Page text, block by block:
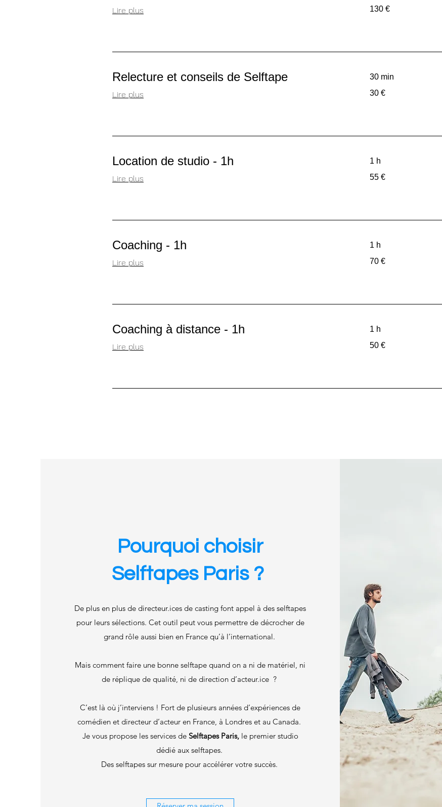
Lire plus
euros
130 €
Relecture et conseils de Selftape
Lire plus
30 min
euros
30 €
Location de studio - 1h
Lire plus
1 h
euros
55 €
Coaching - 1h
Lire plus
1 h
euros
70 €
Coaching à distance - 1h
Lire plus
1 h
euros
50 €
Pourquoi choisir
Selftapes Paris ?
De plus en plus de directeur.ices de casting font appel à des selftapes
pour leurs sélections. Cet outil peut vous permettre de décrocher de
grand rôle aussi bien en France qu’à l’international.
Mais comment faire une bonne selftape quand on a ni de matériel, ni
de réplique de qualité, ni de direction d’acteur.ice ?
C’est là où j’interviens ! Fort de plusieurs années d’expériences de
comédien et directeur d’acteur en France, à Londres et au Canada.
Je vous propose les services de Selftapes Paris,le premier studio
dédié aux selftapes.
Des selftapes sur mesure pour accélérer votre succès.